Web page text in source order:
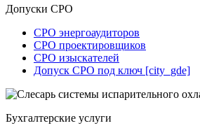
Допуски СРО
СРО энергоаудиторов
СРО проектировщиков
СРО изыскателей
Допуск СРО под ключ [city_gde]
Бухгалтерские услуги